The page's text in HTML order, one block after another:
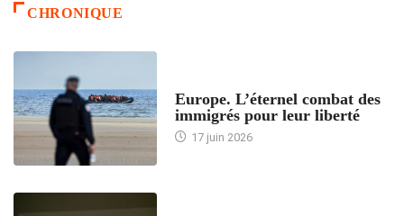
CHRONIQUE
Europe. L’éternel combat des
immigrés pour leur liberté
17 juin 2026